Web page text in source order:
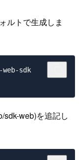
ルトで生成しま
sdk
sdk-web)を追記し